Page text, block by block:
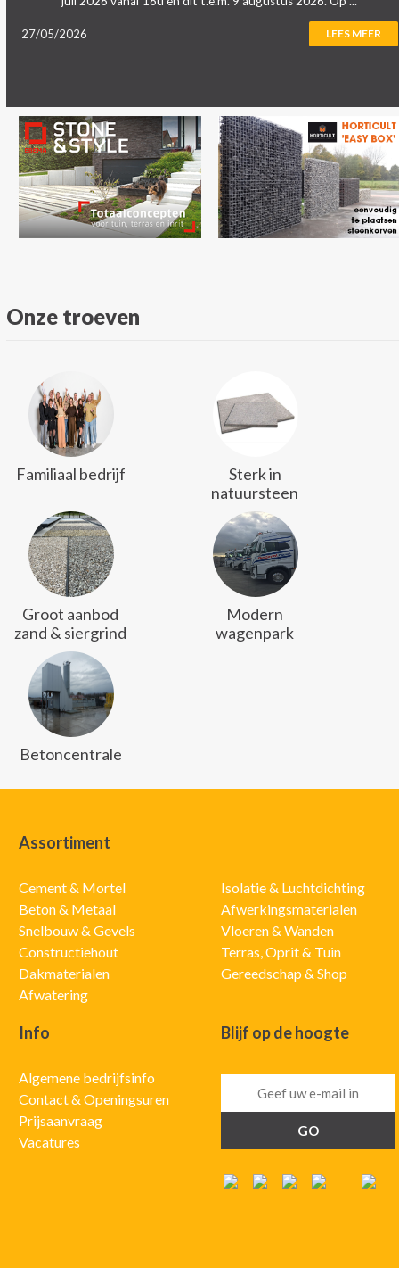
27/05/2026 LEES MEER
Onze troeven
Familiaal bedrijf
Sterk in
natuursteen
Groot aanbod
zand & siergrind
Modern
wagenpark
Betoncentrale
Assortiment
Cement & Mortel
Beton & Metaal
Snelbouw & Gevels
Constructiehout
Dakmaterialen
Afwatering
Isolatie & Luchtdichting
Afwerkingsmaterialen
Vloeren & Wanden
Terras, Oprit & Tuin
Gereedschap & Shop
Info
Algemene bedrijfsinfo
Contact & Openingsuren
Prijsaanvraag
Vacatures
Blijf op de hoogte